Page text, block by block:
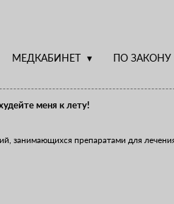
МЕДКАБИНЕТ ПО ЗАКОНУ
меня к лету!
занимающихся препаратами для